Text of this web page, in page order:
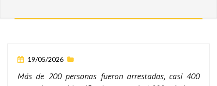
19/05/2026
Más de 200 personas fueron arrestadas, casi 400